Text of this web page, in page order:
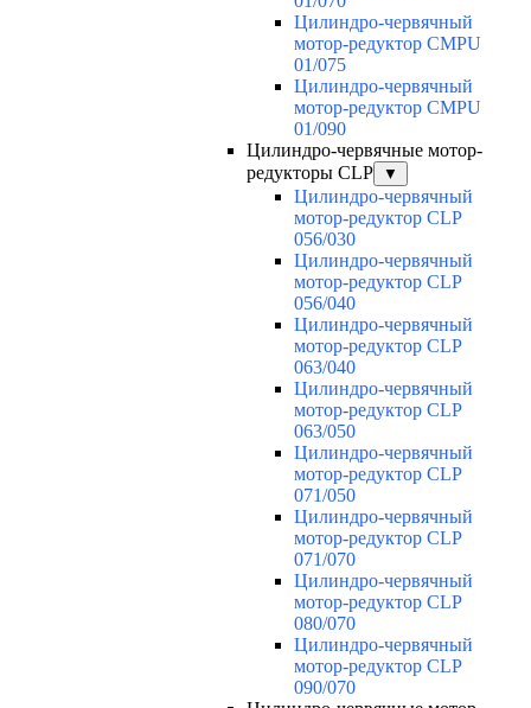
Цилиндро-червячный
мотор-редуктор CMPU
01/075
Цилиндро-червячный
мотор-редуктор CMPU
01/090
Цилиндро-червячные мотор-
редукторы CLP
▼
Цилиндро-червячный
мотор-редуктор CLP
056/030
Цилиндро-червячный
мотор-редуктор CLP
056/040
Цилиндро-червячный
мотор-редуктор CLP
063/040
Цилиндро-червячный
мотор-редуктор CLP
063/050
Цилиндро-червячный
мотор-редуктор CLP
071/050
Цилиндро-червячный
мотор-редуктор CLP
071/070
Цилиндро-червячный
мотор-редуктор CLP
080/070
Цилиндро-червячный
мотор-редуктор CLP
090/070